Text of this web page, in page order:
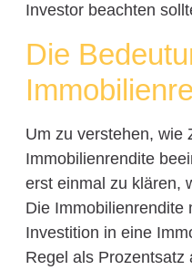
Investor beachten
Die
Um zu verstehen, wie
Immobilienrendite
erst einmal zu klären,
Die Immobilienrendite
Investition in eine
Regel als Prozentsatz